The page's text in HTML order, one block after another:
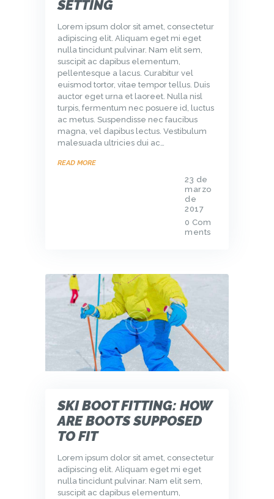
SETTING
Lorem ipsum dolor sit amet, consectetur
adipiscing elit. Aliquam eget mi eget
nulla tincidunt pulvinar. Nam elit sem,
suscipit ac dapibus elementum,
pellentesque a lacus. Curabitur vel
euismod tortor, vitae tempor tellus. Duis
auctor eget urna et laoreet. Nulla nisl
turpis, fermentum nec posuere id, luctus
ac metus. Suspendisse nec faucibus
magna, vel dapibus lectus. Vestibulum
malesuada ultricies dui ac…
READ MORE
23 de
marzo
de
2017
0 Com
ments
SKI BOOT FITTING: HOW
ARE BOOTS SUPPOSED
TO FIT
Lorem ipsum dolor sit amet, consectetur
adipiscing elit. Aliquam eget mi eget
nulla tincidunt pulvinar. Nam elit sem,
suscipit ac dapibus elementum,